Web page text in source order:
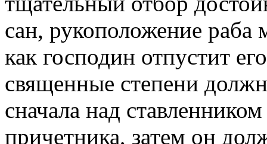
сан, рукоположение раба
как господин отпустит
священные степени
сначала над
причетника, затем он